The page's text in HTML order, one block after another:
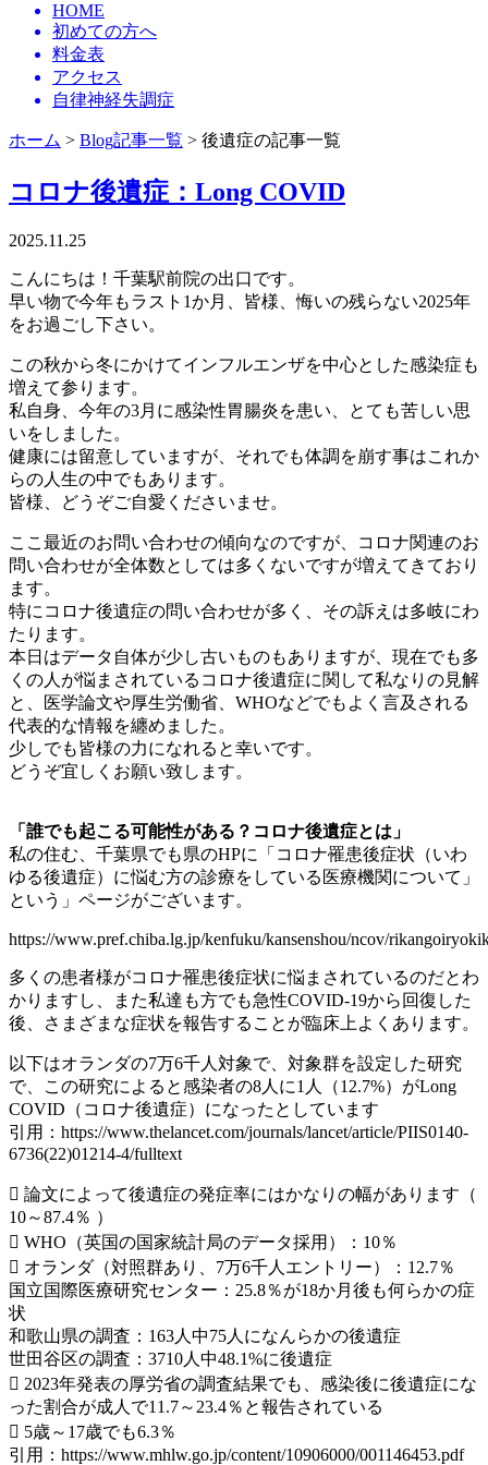
HOME
初めての方へ
料金表
アクセス
自律神経失調症
ホーム > Blog記事一覧 > 後遺症の記事一覧
コロナ後遺症：Long COVID
2025.11.25
こんにちは！千葉駅前院の出口です。
早い物で今年もラスト1か月、皆様、悔いの残らない2025年
をお過ごし下さい。
この秋から冬にかけてインフルエンザを中心とした感染症も
増えて参ります。
私自身、今年の3月に感染性胃腸炎を患い、とても苦しい思
いをしました。
健康には留意していますが、それでも体調を崩す事はこれか
らの人生の中でもあります。
皆様、どうぞご自愛くださいませ。
ここ最近のお問い合わせの傾向なのですが、コロナ関連のお
問い合わせが全体数としては多くないですが増えてきており
ます。
特にコロナ後遺症の問い合わせが多く、その訴えは多岐にわ
たります。
本日はデータ自体が少し古いものもありますが、現在でも多
くの人が悩まされているコロナ後遺症に関して私なりの見解
と、医学論文や厚生労働省、WHOなどでもよく言及される
代表的な情報を纏めました。
少しでも皆様の力になれると幸いです。
どうぞ宜しくお願い致します。
「誰でも起こる可能性がある？コロナ後遺症とは」
私の住む、千葉県でも県のHPに「コロナ罹患後症状（いわ
ゆる後遺症）に悩む方の診療をしている医療機関について」
という」ページがございます。
https://www.pref.chiba.lg.jp/kenfuku/kansenshou/ncov/
多くの患者様がコロナ罹患後症状に悩まされているのだとわ
かりますし、また私達も方でも急性COVID-19から回復した
後、さまざまな症状を報告することが臨床上よくあります。
以下はオランダの7万6千人対象で、対象群を設定した研究
で、この研究によると感染者の8人に1人（12.7%）がLong
COVID（コロナ後遺症）になったとしています
引用：https://www.thelancet.com/journals/lancet/article/PIIS0140-
6736(22)01214-4/fulltext
 論文によって後遺症の発症率にはかなりの幅があります（
10～87.4％ ）
 WHO（英国の国家統計局のデータ採用）：10％
 オランダ（対照群あり、7万6千人エントリー）：12.7％
国立国際医療研究センター：25.8％が18か月後も何らかの症
状
和歌山県の調査：163人中75人になんらかの後遺症
世田谷区の調査：3710人中48.1%に後遺症
 2023年発表の厚労省の調査結果でも、感染後に後遺症にな
った割合が成人で11.7～23.4％と報告されている
 5歳～17歳でも6.3％
引用：https://www.mhlw.go.jp/content/10906000/001146453.pdf